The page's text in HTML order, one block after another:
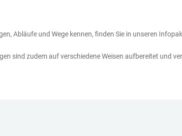
Abläufe und Wege kennen, finden Sie in unseren
sind zudem auf verschiedene Weisen aufbereitet und